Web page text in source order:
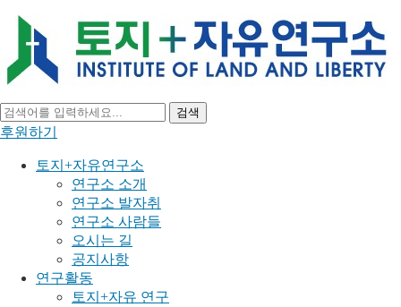
검색
후원하기
토지+자유연구소
연구소 소개
연구소 발자취
연구소 사람들
오시는 길
공지사항
연구활동
토지+자유 연구